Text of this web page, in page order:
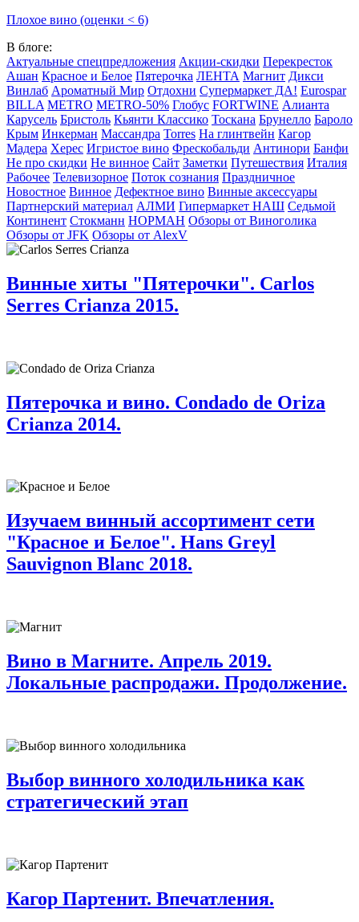
Плохое вино (оценки < 6)
В блоге:
Актуальные спецпредложения Акции-скидки Перекресток
Ашан Красное и Белое Пятерочка ЛЕНТА Магнит Дикси
Винлаб Ароматный Мир Отдохни Супермаркет ДА! Eurospar
BILLA METRO METRO-50% Глобус FORTWINE Алианта
Карусель Бристоль Кьянти Классико Тоскана Брунелло Бароло
Крым Инкерман Массандра Torres На глинтвейн Кагор
Мадера Херес Игристое вино Фрескобальди Антинори Банфи
Не про скидки Не винное Сайт Заметки Путешествия Италия
Рабочее Телевизорное Поток сознания Праздничное
Новостное Винное Дефектное вино Винные аксессуары
Партнерский материал АЛМИ Гипермаркет НАШ Седьмой
Континент Стокманн НОРМАН Обзоры от Виноголика
Обзоры от JFK Обзоры от AlexV
Винные хиты "Пятерочки". Carlos
Serres Crianza 2015.
Пятерочка и вино. Condado de Oriza
Crianza 2014.
Изучаем винный ассортимент сети
"Красное и Белое". Hans Greyl
Sauvignon Blanc 2018.
Вино в Магните. Апрель 2019.
Локальные распродажи. Продолжение.
Выбор винного холодильника как
стратегический этап
Кагор Партенит. Впечатления.